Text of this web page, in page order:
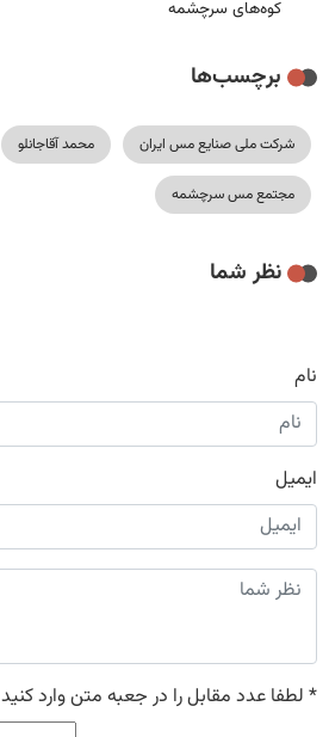
کوه‌های سرچشمه
برچسب‌ها
شرکت ملی صنایع مس ایران محمد آقاجانلو
مجتمع مس سرچشمه
نظر شما
نام
ایمیل
* لطفا عدد مقابل را در جعبه متن وارد کنید